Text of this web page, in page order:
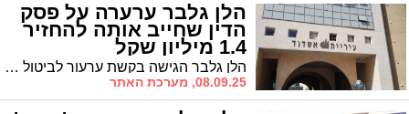
הלן גלבר ערערה על פסק
הדין שחייב אותה להחזיר
1.4 מיליון שקל
הלן גלבר הגישה בקשת ערעור לביטול פסק דין המחייב אותה להחזיר 1.4 מיליון שקל לקבלן שמימן את קמפיין הבחירות שלה ב-2018. הסכסוך נסוב על פרשנות הסכם הלוואה למימון פוליטי
08.09.25, מערכת האתר